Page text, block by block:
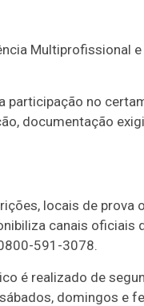
Multiprofissional
participação no
documentação
locais de
canais
591-3078.
é realizado de
domingos e